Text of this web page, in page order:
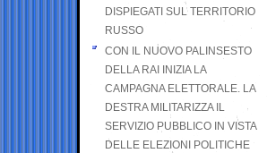
DISPIEGATI SUL TERRITORIO
RUSSO
CON IL NUOVO PALINSESTO
DELLA RAI INIZIA LA
CAMPAGNA ELETTORALE. LA
DESTRA MILITARIZZA IL
SERVIZIO PUBBLICO IN VISTA
DELLE ELEZIONI POLITICHE